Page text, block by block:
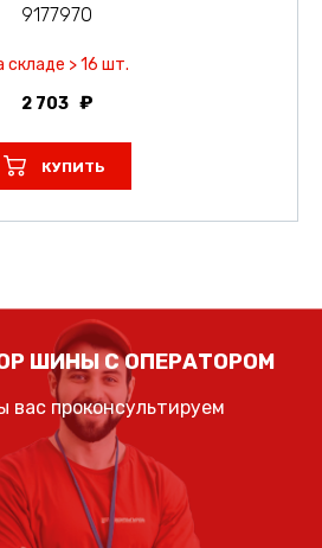
9177970
складе > 16 шт.
2 703
КУПИТЬ
ШИНЫ С ОПЕРАТОРОМ
вас проконсультируем